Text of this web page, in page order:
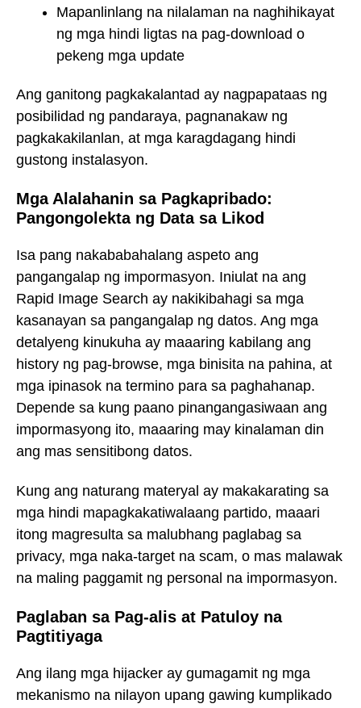
Mapanlinlang na nilalaman na naghihikayat
ng mga hindi ligtas na pag-download o
pekeng mga update
Ang ganitong pagkakalantad ay nagpapataas ng
posibilidad ng pandaraya, pagnanakaw ng
pagkakakilanlan, at mga karagdagang hindi
gustong instalasyon.
Mga Alalahanin sa Pagkapribado:
Pangongolekta ng Data sa Likod
Isa pang nakababahalang aspeto ang
pangangalap ng impormasyon. Iniulat na ang
Rapid Image Search ay nakikibahagi sa mga
kasanayan sa pangangalap ng datos. Ang mga
detalyeng kinukuha ay maaaring kabilang ang
history ng pag-browse, mga binisita na pahina, at
mga ipinasok na termino para sa paghahanap.
Depende sa kung paano pinangangasiwaan ang
impormasyong ito, maaaring may kinalaman din
ang mas sensitibong datos.
Kung ang naturang materyal ay makakarating sa
mga hindi mapagkakatiwalaang partido, maaari
itong magresulta sa malubhang paglabag sa
privacy, mga naka-target na scam, o mas malawak
na maling paggamit ng personal na impormasyon.
Paglaban sa Pag-alis at Patuloy na
Pagtitiyaga
Ang ilang mga hijacker ay gumagamit ng mga
mekanismo na nilayon upang gawing kumplikado